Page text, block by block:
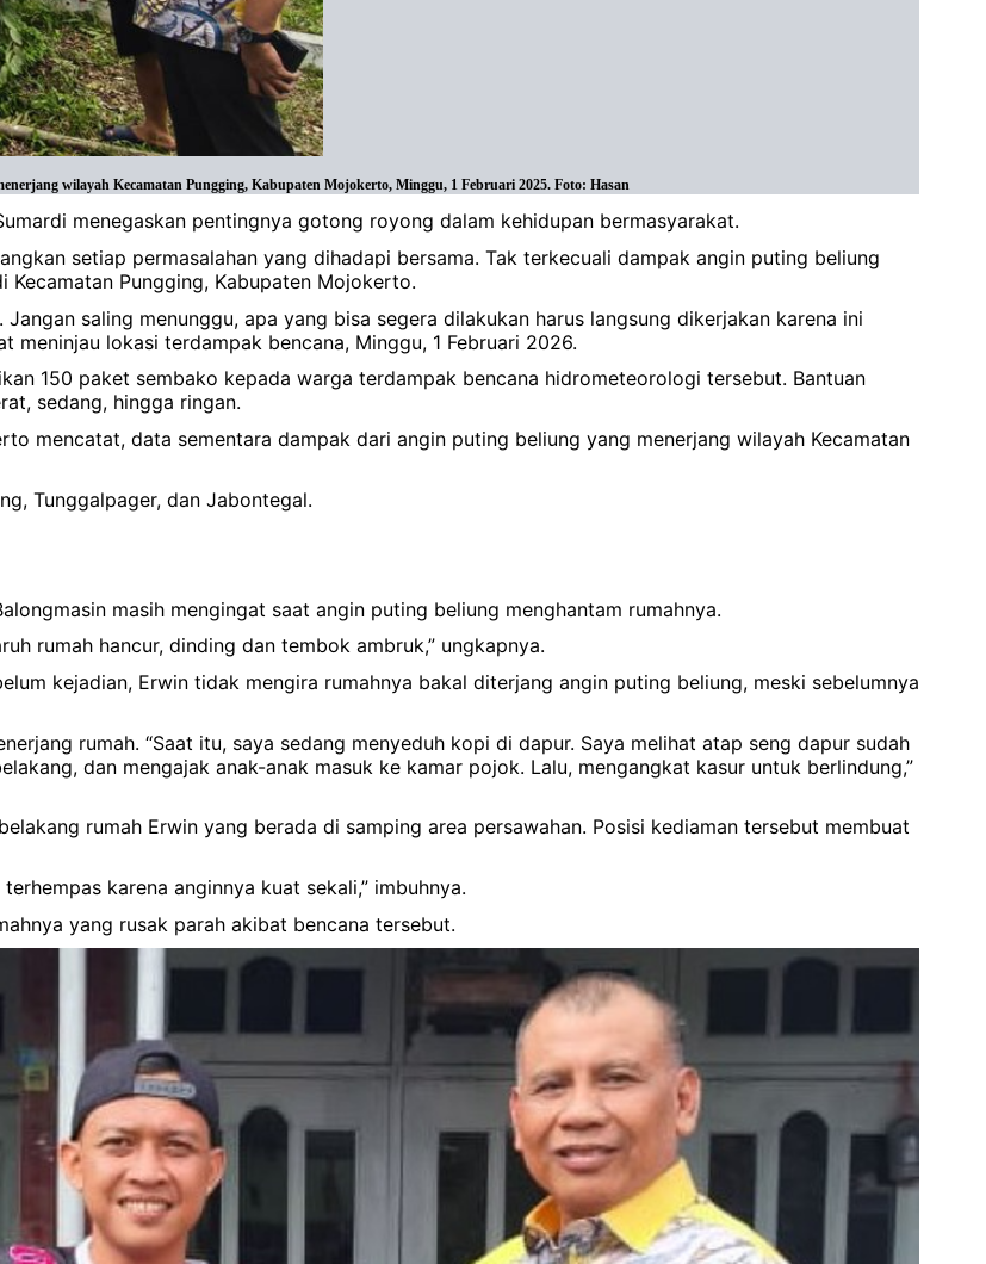
wilayah Kecamatan Pungging, Kabupaten Mojokerto, Minggu, 1 Februari 2025. Foto: Hasan
menegaskan pentingnya gotong royong dalam kehidupan bermasyarakat.
setiap permasalahan yang dihadapi bersama. Tak terkecuali dampak angin puting beliung
Pungging, Kabupaten Mojokerto.
Jangan saling menunggu, apa yang bisa segera dilakukan harus langsung dikerjakan karena ini
meninjau lokasi terdampak bencana, Minggu, 1 Februari 2026.
150 paket sembako kepada warga terdampak bencana hidrometeorologi tersebut. Bantuan
sedang, hingga ringan.
mencatat, data sementara dampak dari angin puting beliung yang menerjang wilayah Kecamatan
Tunggalpager, dan Jabontegal.
masih mengingat saat angin puting beliung menghantam rumahnya.
rumah hancur, dinding dan tembok ambruk,” ungkapnya.
kejadian, Erwin tidak mengira rumahnya bakal diterjang angin puting beliung, meski sebelumnya
rumah. “Saat itu, saya sedang menyeduh kopi di dapur. Saya melihat atap seng dapur sudah
dan mengajak anak-anak masuk ke kamar pojok. Lalu, mengangkat kasur untuk berlindung,”
rumah Erwin yang berada di samping area persawahan. Posisi kediaman tersebut membuat
karena anginnya kuat sekali,” imbuhnya.
yang rusak parah akibat bencana tersebut.